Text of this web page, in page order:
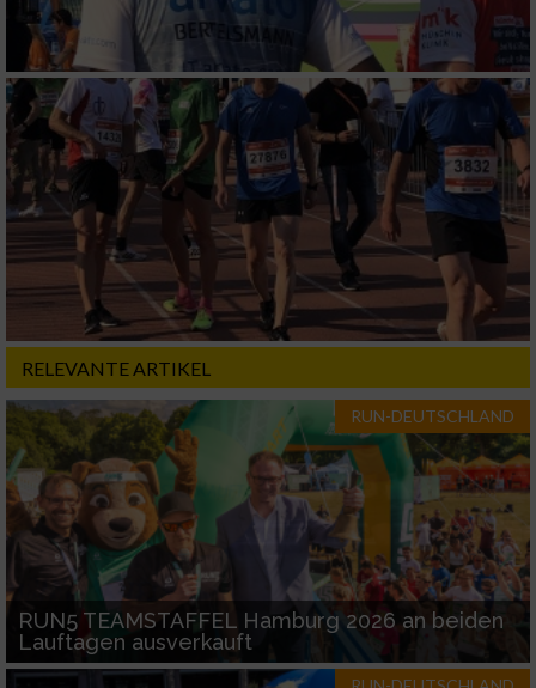
RELEVANTE ARTIKEL
RUN-DEUTSCHLAND
RUN5 TEAMSTAFFEL Hamburg 2026 an beiden
Lauftagen ausverkauft
Speichern von oder Zugriff auf Informationen
auf einem Endgerät
Verwendung reduzierter Daten zur Auswahl
von Werbeanzeigen
Erstellung von Profilen für personalisierte
Werbung
Verwendung von Profilen zur Auswahl
personalisierter Werbung
Erstellung von Profilen zur Personalisierung
von Inhalten
Verwendung von Profilen zur Auswahl
personalisierter Inhalte
Messung der Werbeleistung
Messung der Performance von Inhalten
Analyse von Zielgruppen durch Statistiken
oder Kombinationen von Daten aus
verschiedenen Quellen